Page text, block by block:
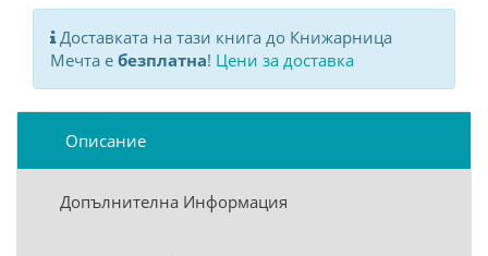
Доставката на тази книга до Книжарница
Мечта е безплатна! Цени за доставка
Описание
Допълнителна Информация